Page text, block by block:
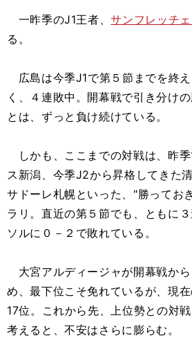
一昨季のJ1王者、サンフレッチ
る。
広島は今季J1で第５節までを終
く、４連敗中。開幕戦で引き分け
とは、ずっと負け続けている。
しかも、ここまでの対戦は、昨
ス新潟、今季J2から昇格してきた
サドーレ札幌といった、"勝ってお
ラリ。直近の第５節でも、ともに
ソルに０－２で敗れている。
大宮アルディージャが開幕戦か
め、最下位こそ免れているが、現
17位。これから先、上位勢との対
考えると、不安はさらに膨らむ。